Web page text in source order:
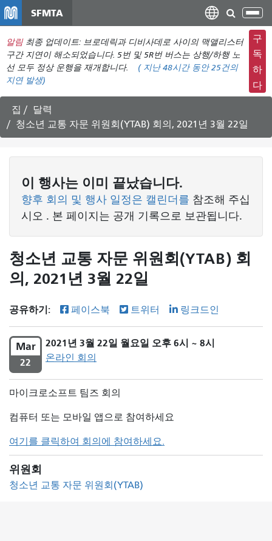
컨
텐
츠
건
뛰
기
SFMTA
탐
색
메
뉴
전
환
알림 최종 업데이트: 브로데릭과 디비사데로 사이의 맥앨리스터
구간 지연이 해소되었습니다. 5번 및 5R번 버스는 상행/하행 노
선 모두 정상 운행을 재개합니다.
( 지난 48시간 동안25건의
지연 발생)
구
독
하
다
집
달력
청소년 교통 자문 위원회(YTAB) 회의, 2021년 3월 22일
이 행사는 이미 끝났습니다.
향후 회의 및 행사 일정은 캘린더를 참조해 주십
시오 . 본 페이지는 공개 기록으로 보관됩니다.
청소년 교통 자문 위원회(YTAB) 회
의, 2021년 3월 22일
공유하기: 페이스북 트위터 링크드인
Mar
22
2021년 3월 22일 월요일 오후 6시 ~ 8시
온라인 회의
마이크로소프트 팀즈 회의
컴퓨터 또는 모바일 앱으로 참여하세요
여기를 클릭하여 회의에 참여하세요.
위원회
청소년 교통 자문 위원회(YTAB)